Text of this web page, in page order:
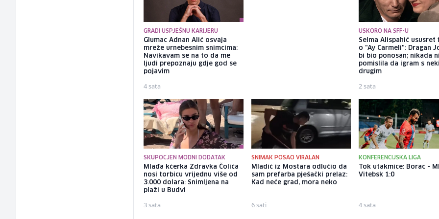
GRADI USPJEŠNU KARIJERU
Glumac Adnan Alić osvaja
mreže urnebesnim snimcima:
Navikavam se na to da me
ljudi prepoznaju gdje god se
pojavim
4 sata
USKORO NA SFF-U
Selma Alispahić ususret
o "Ay Carmeli": Dragan
bi bio ponosan; nikada
pomislila da igram s
drugim
2 sata
SKUPOCJEN MODNI DODATAK
Mlađa kćerka Zdravka Čolića
nosi torbicu vrijednu više od
3.000 dolara: Snimljena na
plaži u Budvi
3 sata
SNIMAK POSAO VIRALAN
Mladić iz Mostara odlučio da
sam prefarba pješački prelaz:
Kad neće grad, mora neko
6 sati
KONFERENCIJSKA LIGA
Tok utakmice: Borac -
Vitebsk 1:0
4 sata